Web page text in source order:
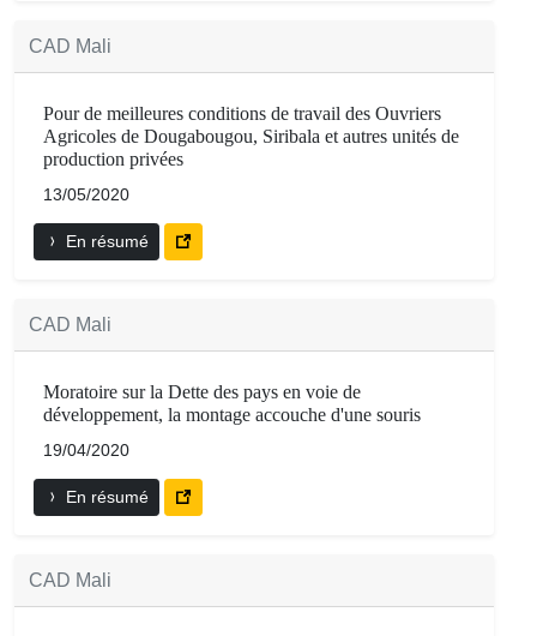
CAD Mali
Pour de meilleures conditions de travail des Ouvriers
Agricoles de Dougabougou, Siribala et autres unités de
production privées
13/05/2020
En résumé
CAD Mali
Moratoire sur la Dette des pays en voie de
développement, la montage accouche d'une souris
19/04/2020
En résumé
CAD Mali